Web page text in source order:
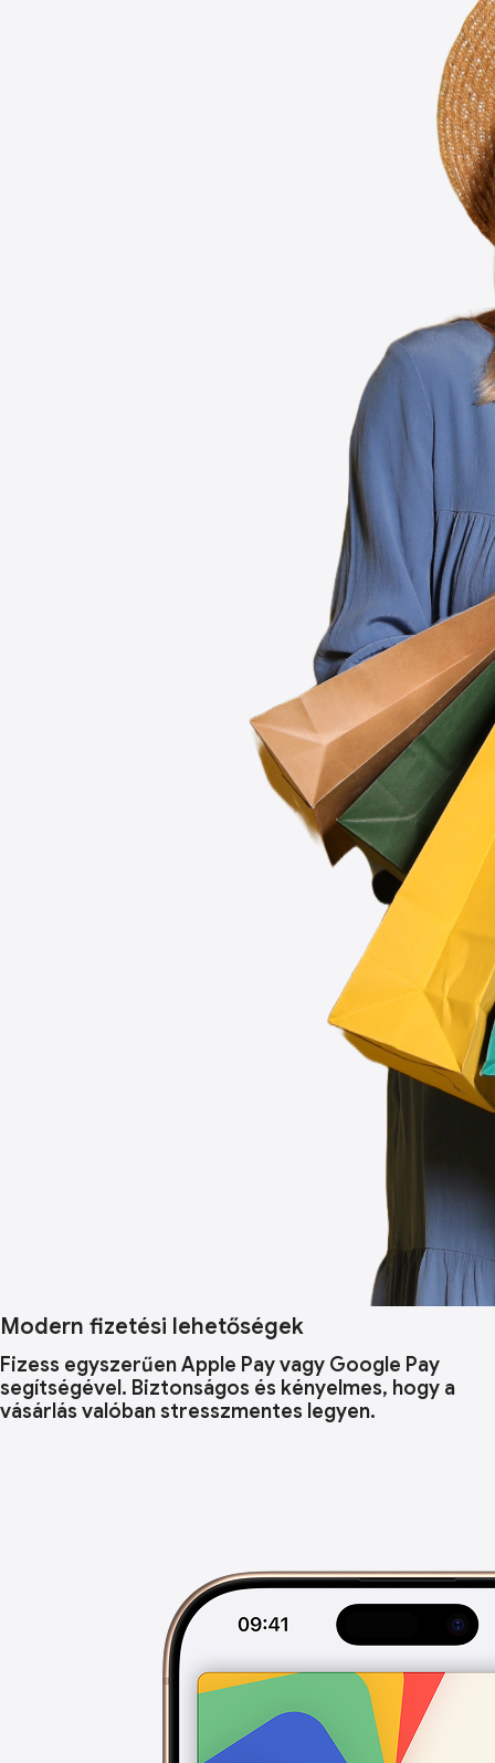
Modern fizetési lehetőségek
Fizess egyszerűen Apple Pay vagy Google Pay
segítségével. Biztonságos és kényelmes, hogy a
vásárlás valóban stresszmentes legyen.